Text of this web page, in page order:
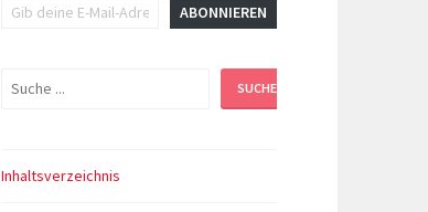
ABONNIEREN
Suchen SUCHEN
Inhaltsverzeichnis